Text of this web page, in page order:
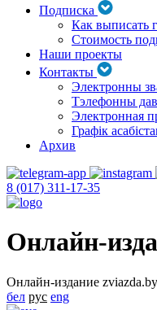
Подписка
Как выписать
Стоимость
Наши проекты
Контакты
Электронны
Тэлефонны
Электронная
Графік
Архив
8 (017) 311-17-35
Онлайн-
Онлайн-издание zviazda.by
бел рус eng